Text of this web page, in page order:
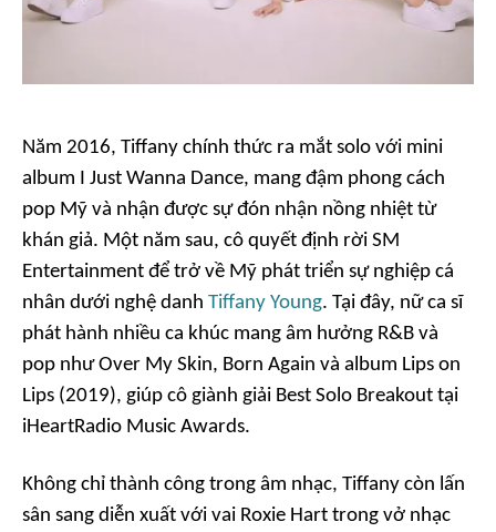
Năm 2016, Tiffany chính thức ra mắt solo với mini
album I Just Wanna Dance, mang đậm phong cách
pop Mỹ và nhận được sự đón nhận nồng nhiệt từ
khán giả. Một năm sau, cô quyết định rời SM
Entertainment để trở về Mỹ phát triển sự nghiệp cá
nhân dưới nghệ danh Tiffany Young. Tại đây, nữ ca sĩ
phát hành nhiều ca khúc mang âm hưởng R&B và
pop nhưOver My Skin, Born Again và album Lips on
Lips (2019), giúp cô giành giải Best Solo Breakout tại
iHeartRadio Music Awards.
Không chỉ thành công trong âm nhạc, Tiffany còn lấn
sân sang diễn xuất với vai Roxie Hart trong vở nhạc